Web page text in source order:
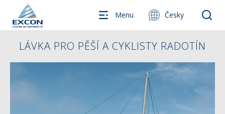
Menu Česky
LÁVKA PRO PĚŠÍ A CYKLISTY RADOTÍN